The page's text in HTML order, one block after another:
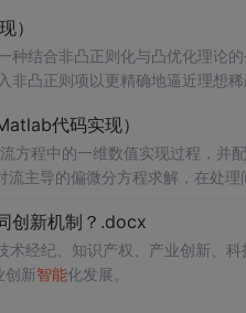
）
种结合非凸正则化与凸优化理论
凸正则项以更精确地逼近理想稀
，便于研究人员进一步验证与拓
信号处理
及从事语音增强、音频工程、通
合机制；③为后续研究非凸正则化
代算法的实现细节；同时可通过
代码实现）
方程中的一维数值实现过程，并
主导的偏微分方程求解，在处理
流、Burgers方程等）的仿真分
深入掌握NDG方法的算法设计
创新机制？.docx
经纪、知识产权、产业创新、科
创新智能化发展。